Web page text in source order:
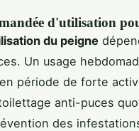
d'utilisation
du peigne
Un usage
période de forte
anti-puces
des